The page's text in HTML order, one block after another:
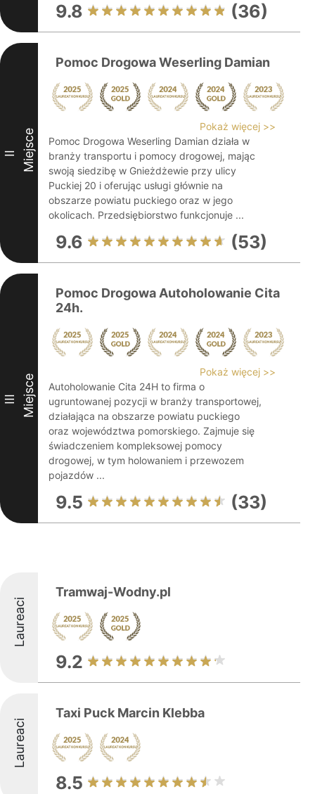
9.8 (36)
II Miejsce
Pomoc Drogowa Weserling Damian
Pokaż więcej >>
Pomoc Drogowa Weserling Damian działa w
branży transportu i pomocy drogowej, mając
swoją siedzibę w Gnieżdżewie przy ulicy
Puckiej 20 i oferując usługi głównie na
obszarze powiatu puckiego oraz w jego
okolicach. Przedsiębiorstwo funkcjonuje ...
9.6 (53)
III Miejsce
Pomoc Drogowa Autoholowanie Cita
24h.
Pokaż więcej >>
Autoholowanie Cita 24H to firma o
ugruntowanej pozycji w branży transportowej,
działająca na obszarze powiatu puckiego
oraz województwa pomorskiego. Zajmuje się
świadczeniem kompleksowej pomocy
drogowej, w tym holowaniem i przewozem
pojazdów ...
9.5 (33)
Laureaci
Tramwaj-Wodny.pl
9.2
Laureaci
Taxi Puck Marcin Klebba
8.5